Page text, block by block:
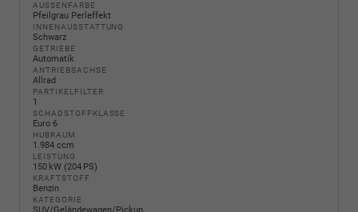
AUSSENFARBE
Pfeilgrau Perleffekt
INNENAUSSTATTUNG
Schwarz
GETRIEBE
Automatik
ANTRIEBSACHSE
Allrad
PARTIKELFILTER
1
SCHADSTOFFKLASSE
Euro 6
HUBRAUM
1.984 ccm
LEISTUNG
150 kW (204 PS)
KRAFTSTOFF
Benzin
KATEGORIE